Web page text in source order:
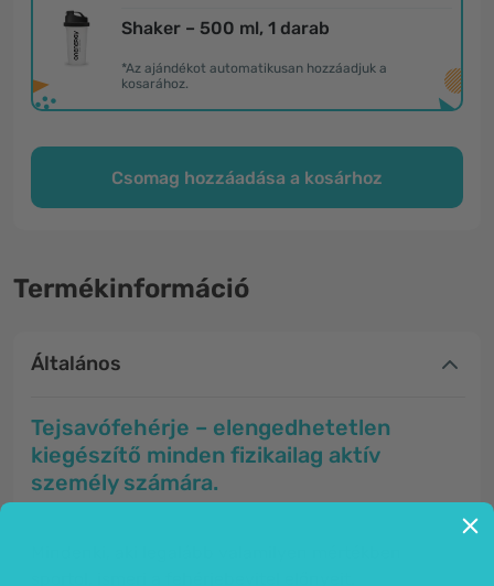
Shaker – 500 ml, 1 darab
*Az ajándékot automatikusan hozzáadjuk a
kosarához.
Csomag hozzáadása a kosárhoz
Termékinformáció
Általános
Tejsavófehérje – elengedhetetlen
kiegészítő minden fizikailag aktív
személy számára.